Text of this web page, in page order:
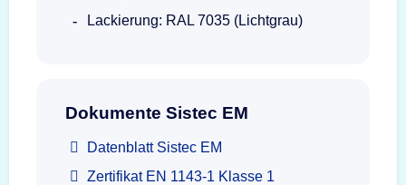
Lackierung: RAL 7035 (Lichtgrau)
Dokumente Sistec EM
Datenblatt Sistec EM
Zertifikat EN 1143-1 Klasse 1